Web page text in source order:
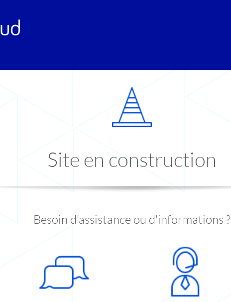
Site en construction
Besoin d'assistance ou d'informations ?